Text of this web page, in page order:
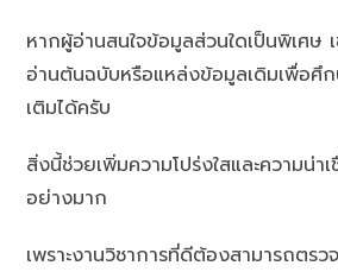
หากผู้อ่านสนใจข้อมูลส่วนใดเป็นพิเศษ
อ่านต้นฉบับหรือแหล่งข้อมูลเดิมเพื่อศึก
เติมได้ครับ
สิ่งนี้ช่วยเพิ่มความโปร่งใสและความน่า
อย่างมาก
เพราะงานวิชาการที่ดีต้องสามารถตร